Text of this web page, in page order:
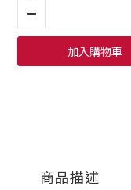
加入購物車
商品描述